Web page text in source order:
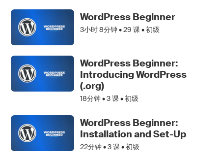
WordPress Beginner
3小时 8分钟 •29 课 • 初级
WordPress Beginner:
Introducing WordPress
(.org)
18分钟 •3课 • 初级
WordPress Beginner:
Installation and Set-Up
22分钟 •3课 • 初级